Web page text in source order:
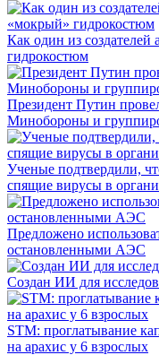
Как один из
гидрокостюм
Президент Путин
Минобороны и
Ученые подтвердили,
спящие вирусы в
Предложено
остановленными АЭС
Создан ИИ для
STM: проглатывание
на арахис у 6 взрослых